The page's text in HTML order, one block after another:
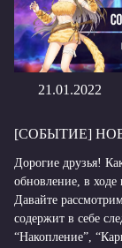
21.01.2022
[СОБЫТИЕ]
Дорогие друзья!
обновление, в
Давайте
содержит в себе
“Накопление”,